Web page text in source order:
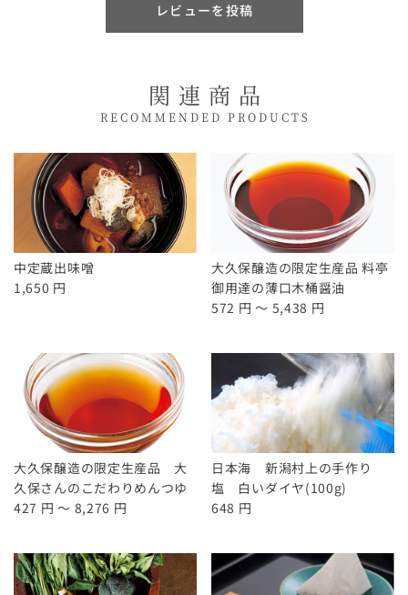
味と香りを楽しめました。醤油好きにはたまらな
い一品なのでは。
さん ★★★★☆
2010/05/01
煮物が格段に美味しくなりました。数々の料理人
に選ばれている、というのも納得です。普通の醤
油で十分では?と思っているあなた!一本そろえて
損はないと 思いますよ。
レビューを投稿
関連商品
RECOMMENDED PRODUCTS
中定蔵出味噌
1,650 円
大久保醸造の限定生産品 料亭
御用達の薄口木桶醤油
572 円 ～ 5,438 円
大久保醸造の限定生産品 大
久保さんのこだわりめんつゆ
427 円 ～ 8,276 円
日本海 新潟村上の手作り
塩 白いダイヤ(100g)
648 円